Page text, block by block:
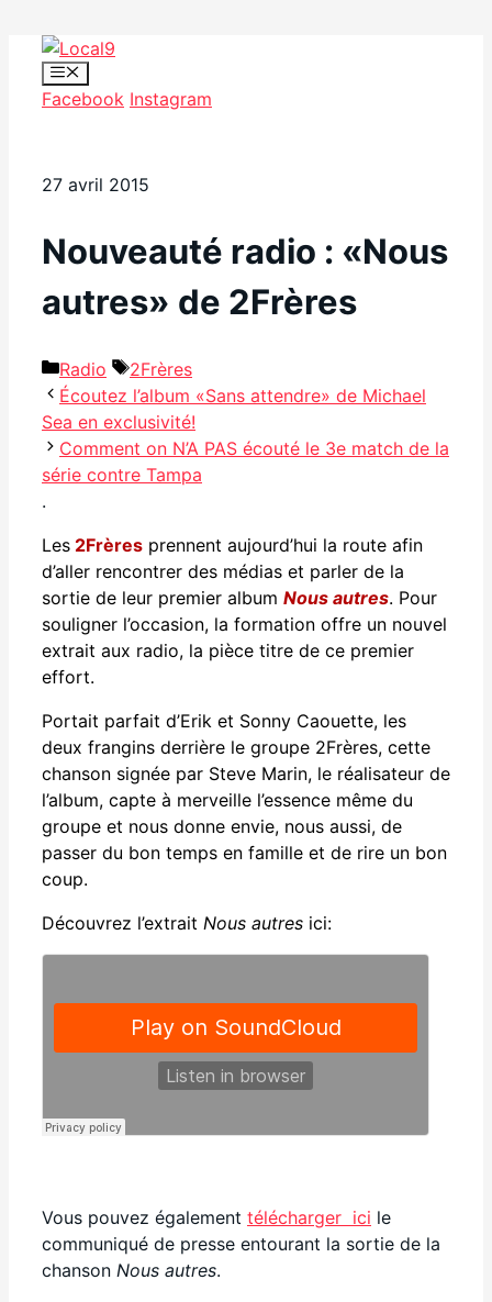
Aller
contenu
Menu
Facebook Instagram
27 avril 2015
Nouveauté radio : «Nous
autres» de 2Frères
Catégories
Radio Étiquettes
2Frères
Écoutez l’album «Sans attendre» de Michael
Sea en exclusivité!
Comment on N’A PAS écouté le 3e match de la
série contre Tampa
.
Les 2Frères prennent aujourd’hui la route afin
d’aller rencontrer des médias et parler de la
sortie de leur premier album Nous autres. Pour
souligner l’occasion, la formation offre un nouvel
extrait aux radio, la pièce titre de ce premier
effort.
Portait parfait d’Erik et Sonny Caouette, les
deux frangins derrière le groupe 2Frères, cette
chanson signée par Steve Marin, le réalisateur de
l’album, capte à merveille l’essence même du
groupe et nous donne envie, nous aussi, de
passer du bon temps en famille et de rire un bon
coup.
Découvrez l’extrait Nous autres ici:
Vous pouvez également télécharger ici le
communiqué de presse entourant la sortie de la
chanson Nous autres.